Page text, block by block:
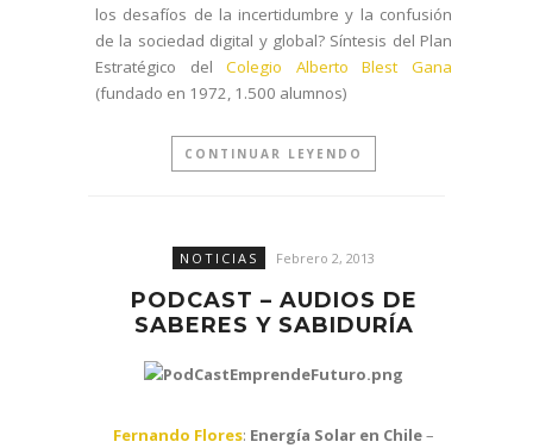
los desafíos de la incertidumbre y la confusión
de la sociedad digital y global? Síntesis del Plan
Estratégico delColegio Alberto Blest Gana
(fundado en 1972, 1.500 alumnos)
CONTINUAR LEYENDO
NOTICIAS Febrero 2, 2013
PODCAST – AUDIOS DE
SABERES Y SABIDURÍA
Fernando Flores: Energía Solar en Chile–